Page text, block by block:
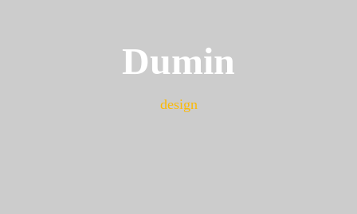
Dumin
design